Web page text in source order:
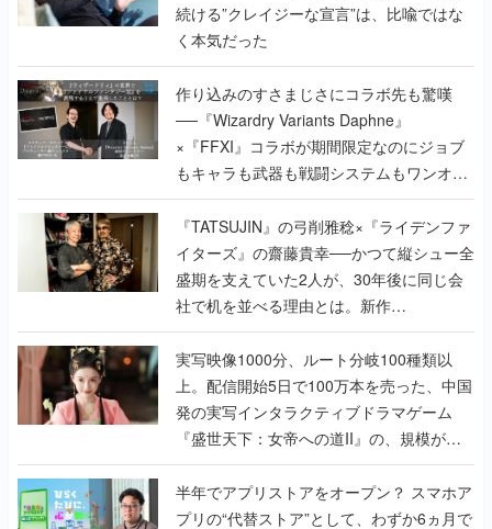
続ける”クレイジーな宣言”は、比喩ではな
く本気だった
作り込みのすさまじさにコラボ先も驚嘆
──『Wizardry Variants Daphne』
×『FFXI』コラボが期間限定なのにジョブ
もキャラも武器も戦闘システムもワンオフ
で作り込まれた理由を両ディレクターに聞
く
『TATSUJIN』の弓削雅稔×『ライデンファ
イターズ』の齋藤貴幸──かつて縦シュー全
盛期を支えていた2人が、30年後に同じ会
社で机を並べる理由とは。新作
『TATSUJIN EXTREME』で初タッグを組
んだレジェンド2人に訊く開発秘話
実写映像1000分、ルート分岐100種類以
上。配信開始5日で100万本を売った、中国
発の実写インタラクティブドラマゲーム
『盛世天下：女帝への道II』の、規模が違
うこだわりをプロデューサーに聞いた
半年でアプリストアをオープン？ スマホア
プリの“代替ストア”として、わずか6ヵ月で